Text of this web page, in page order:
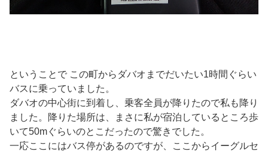
ということで この町からダバオまでだいたい1時間ぐらい
バスに乗っていました。
ダバオの中心街に到着し、乗客全員が降りたので私も降り
ました。降りた場所は、まさに私が宿泊しているところ歩
いて50mぐらいのとこだったので驚きでした。
一応ここにはバス停があるのですが、ここからイーグルセ